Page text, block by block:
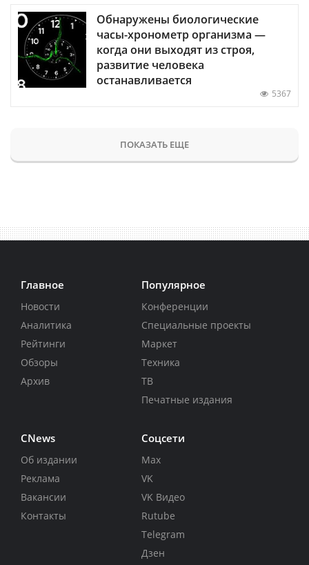
Обнаружены биологические
часы-хронометр организма —
когда они выходят из строя,
развитие человека
останавливается
5367
ПОКАЗАТЬ ЕЩЕ
Главное
Новости
Аналитика
Рейтинги
Обзоры
Архив
Популярное
Конференции
Специальные проекты
Маркет
Техника
ТВ
Печатные издания
CNews
Об издании
Реклама
Вакансии
Контакты
Соцсети
Max
VK
VK Видео
Rutube
Telegram
Дзен